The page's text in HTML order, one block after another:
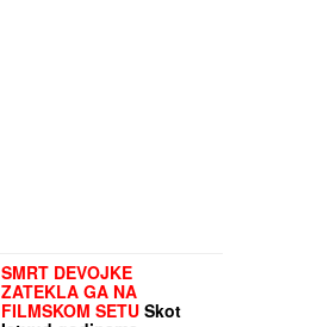
SMRT DEVOJKE
ZATEKLA GA NA
FILMSKOM SETU Skot